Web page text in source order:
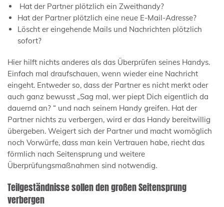
Hat der Partner plötzlich ein Zweithandy?
Hat der Partner plötzlich eine neue E-Mail-Adresse?
Löscht er eingehende Mails und Nachrichten plötzlich
sofort?
Hier hilft nichts anderes als das Überprüfen seines Handys.
Einfach mal draufschauen, wenn wieder eine Nachricht
eingeht. Entweder so, dass der Partner es nicht merkt oder
auch ganz bewusst „Sag mal, wer piept Dich eigentlich da
dauernd an? “ und nach seinem Handy greifen. Hat der
Partner nichts zu verbergen, wird er das Handy bereitwillig
übergeben. Weigert sich der Partner und macht womöglich
noch Vorwürfe, dass man kein Vertrauen habe, riecht das
förmlich nach Seitensprung und weitere
Überprüfungsmaßnahmen sind notwendig.
Teilgeständnisse sollen den großen Seitensprung
verbergen